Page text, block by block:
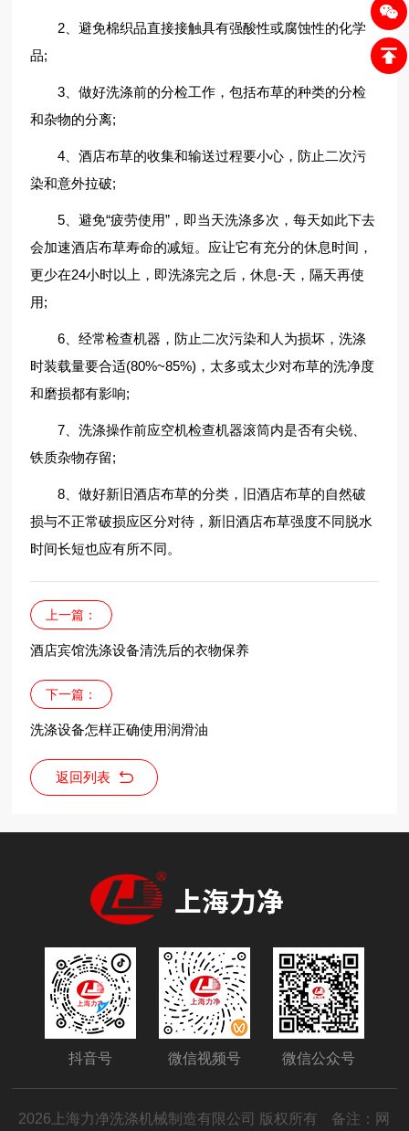
2、避免棉织品直接接触具有强酸性或腐蚀性的化学
品;
3、做好洗涤前的分检工作，包括布草的种类的分检
和杂物的分离;
4、酒店布草的收集和输送过程要小心，防止二次污
染和意外拉破;
5、避免“疲劳使用”，即当天洗涤多次，每天如此下去
会加速酒店布草寿命的减短。应让它有充分的休息时间，
更少在24小时以上，即洗涤完之后，休息-天，隔天再使
用;
6、经常检查机器，防止二次污染和人为损坏，洗涤
时装载量要合适(80%~85%)，太多或太少对布草的洗净度
和磨损都有影响;
7、洗涤操作前应空机检查机器滚筒内是否有尖锐、
铁质杂物存留;
8、做好新旧酒店布草的分类，旧酒店布草的自然破
损与不正常破损应区分对待，新旧酒店布草强度不同脱水
时间长短也应有所不同。
上一篇：
酒店宾馆洗涤设备清洗后的衣物保养
下一篇：
洗涤设备怎样正确使用润滑油
返回列表
抖音号 微信视频号 微信公众号
2026上海力净洗涤机械制造有限公司 版权所有 备注：网